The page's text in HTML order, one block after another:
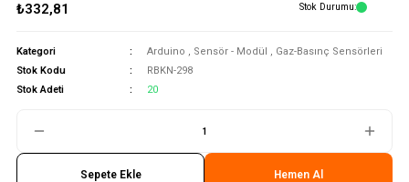
₺332,81 Stok Durumu
Kategori Arduino , Sensör - Modül , Gaz-Basınç Sensörleri
Stok Kodu
RBKN-298
Stok Adeti
20
Sepete Ekle Hemen Al